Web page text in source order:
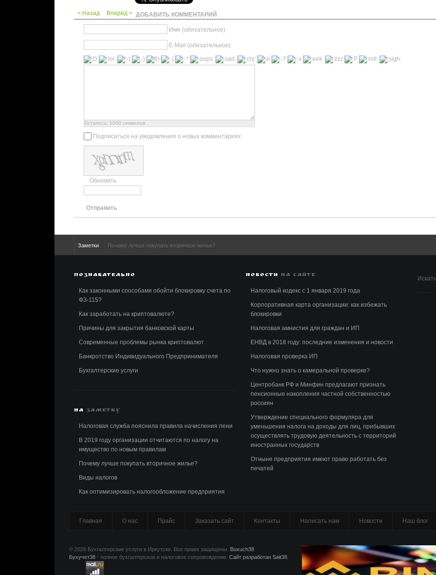
< Назад Вперёд > ДОБАВИТЬ КОММЕНТАРИЙ
Имя (обязательное)
E-Mail (обязательное)
Осталось: 1000 символов
Подписаться на уведомления о новых комментариях
Обновить
Отправить
Заметки Почему лучше покупать вторичное жилье?
ПОЗНАВАТЕЛЬНО
Как законными способами обойти блокировку счета по
ФЗ-115?
Как заработать на криптовалюте?
Причины для закрытия банковской карты
Современные проблемы рынка криптовалют
Банкротство Индивидуального Предпринимателя
Бухгалтерские услуги
НА ЗАМЕТКУ
Налоговая служба пояснила правила начисления пени
В 2019 году организации отчитаются по налогу на
имущество по новым правилам
Почему лучше покупать вторичное жилье?
Виды налогов
Как оптимизировать налогообложение предприятия
НОВОСТИ НА САЙТЕ
Налоговый кодекс с 1 января 2019 года
Корпоративная карта организации: как избежать
блокировки
Налоговая амнистия для граждан и ИП
ЕНВД в 2018 году: последние изменения и новости
Налоговая проверка ИП
Что нужно знать о камеральной проверке?
Центробанк РФ и Минфин предлагают признать
пенсионные накопления частной собственностью
россиян
Утверждение специального формуляра для
уменьшения налога на доходы для лиц, прибывших
осуществлять трудовую деятельность с территорий
иностранных государств
Отныне предприятия имеют право работать без
печатей
Главная О нас Прайс Заказать сайт Контакты Написать нам Новости Наш блог
© 2026 Бухгалтерские услуги в Иркутске. Все права защищены. Buxuch38
Бухучет38 - полное бухгалтерское и налоговое сопровождение. Сайт разработан Sait38.